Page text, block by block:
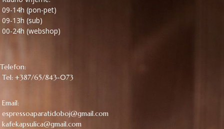
09-14h (pon-pet)
09-13h (sub)
00-24h (webshop)
Telefon:
Tel: +387/65/843-073
Email:
espressoaparatidoboj@gmail.com
kafekapsulica@gmail.com